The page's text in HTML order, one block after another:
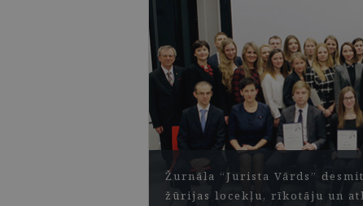
Žurnāla “Jurista Vārds”
žūrijas locekļu, rīkotāju un